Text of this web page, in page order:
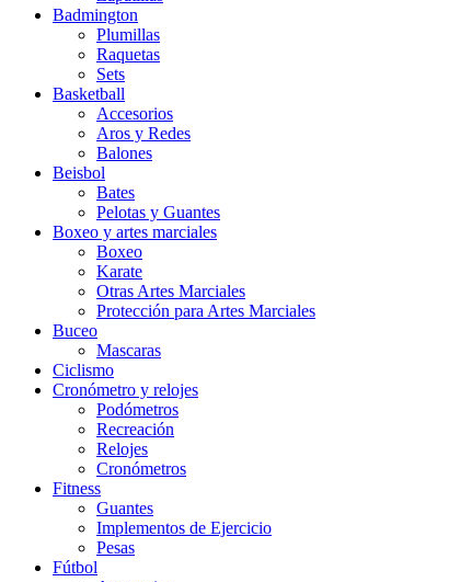
Badmington
Plumillas
Raquetas
Sets
Basketball
Accesorios
Aros y Redes
Balones
Beisbol
Bates
Pelotas y Guantes
Boxeo y artes marciales
Boxeo
Karate
Otras Artes Marciales
Protección para Artes Marciales
Buceo
Mascaras
Ciclismo
Cronómetro y relojes
Podómetros
Recreación
Relojes
Cronómetros
Fitness
Guantes
Implementos de Ejercicio
Pesas
Fútbol